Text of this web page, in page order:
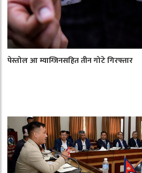
पेस्तोल आ म्याग्जिनसहित तीन गोटे गिरफ्तार